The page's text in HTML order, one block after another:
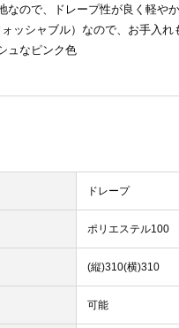
なので、ドレープ性が良く軽や
ッシャブル）なので、お手入れ
ュなピンク色
ドレープ
ポリエステル100
(縦)310(横)310
可能